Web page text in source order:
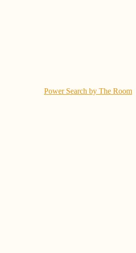
Power Search by The Room